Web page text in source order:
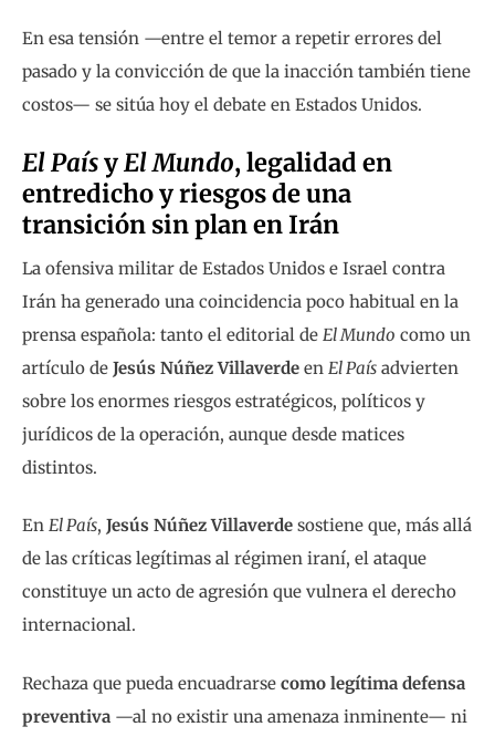
En esa tensión —entre el temor a repetir errores del
pasado y la convicción de que la inacción también tiene
costos— se sitúa hoy el debate en Estados Unidos.
El PaísyEl Mundo, legalidad en
entredicho y riesgos de una
transición sin plan en Irán
La ofensiva militar de Estados Unidos e Israel contra
Irán ha generado una coincidencia poco habitual en la
prensa española: tanto el editorial de El Mundo como un
artículo de Jesús Núñez Villaverde en El País advierten
sobre los enormes riesgos estratégicos, políticos y
jurídicos de la operación, aunque desde matices
distintos.
En El País, Jesús Núñez Villaverde sostiene que, más allá
de las críticas legítimas al régimen iraní, el ataque
constituye un acto de agresión que vulnera el derecho
internacional.
Rechaza que pueda encuadrarse como legítima defensa
preventiva —al no existir una amenaza inminente— ni